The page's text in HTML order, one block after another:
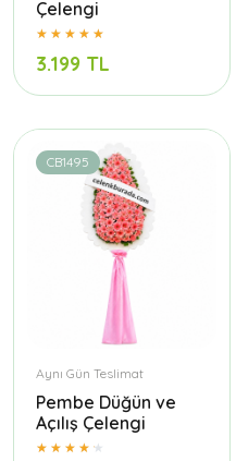
Çelengi
3.199 TL
CB1495
Aynı Gün Teslimat
Pembe Düğün ve
Açılış Çelengi